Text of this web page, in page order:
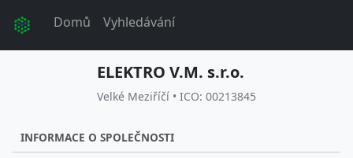
Domů Vyhledávání
ELEKTRO V.M. s.r.o.
Velké Meziříčí • ICO: 00213845
INFORMACE O SPOLEČNOSTI